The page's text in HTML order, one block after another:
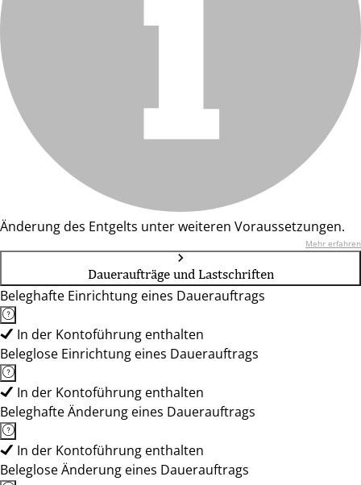
Änderung des Entgelts unter weiteren Voraussetzungen.
Mehr erfahren
Daueraufträge und Lastschriften
Beleghafte Einrichtung eines Dauerauftrags
In der Kontoführung enthalten
Beleglose Einrichtung eines Dauerauftrags
In der Kontoführung enthalten
Beleghafte Änderung eines Dauerauftrags
In der Kontoführung enthalten
Beleglose Änderung eines Dauerauftrags